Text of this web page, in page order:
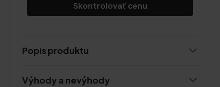
Skontrolovať cenu
Popis produktu
Výhody a nevýhody